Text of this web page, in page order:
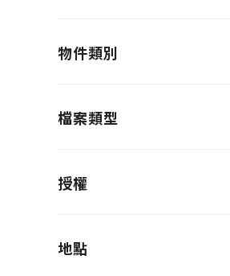
物件類別
檔案類型
授權
地點